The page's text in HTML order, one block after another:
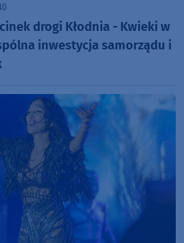
drogi Kłodnia - Kwieki w
inwestycja samorządu i